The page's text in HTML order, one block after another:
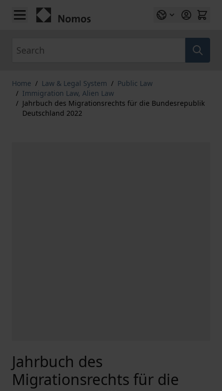
Skip to Content
Home / Law & Legal System / Public Law
/ Immigration Law, Alien Law
/ Jahrbuch des Migrationsrechts für die Bundesrepublik
Deutschland 2022
Jahrbuch des
Migrationsrechts für die